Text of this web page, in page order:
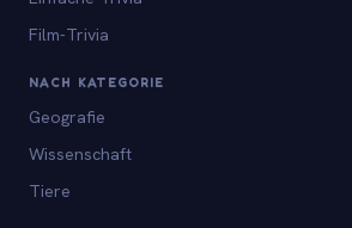
Film-Trivia
NACH KATEGORIE
Geografie
Wissenschaft
Tiere